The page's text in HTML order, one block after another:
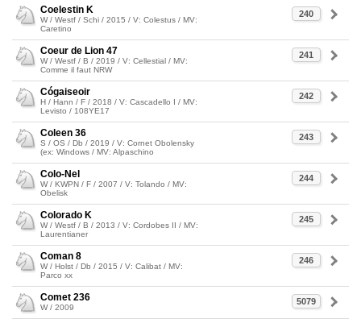
240
Coelestin K
W / Westf / Schi / 2015 / V: Colestus / MV:
Caretino
241
Coeur de Lion 47
W / Westf / B / 2019 / V: Cellestial / MV:
Comme il faut NRW
242
Cógaiseoir
H / Hann / F / 2018 / V: Cascadello I / MV:
Levisto / 108YE17
243
Coleen 36
S / OS / Db / 2019 / V: Cornet Obolensky
(ex: Windows / MV: Alpaschino
244
Colo-Nel
W / KWPN / F / 2007 / V: Tolando / MV:
Obelisk
245
Colorado K
W / Westf / B / 2013 / V: Cordobes II / MV:
Laurentianer
246
Coman 8
W / Holst / Db / 2015 / V: Calibat / MV:
Parco xx
5079
Comet 236
W / 2009